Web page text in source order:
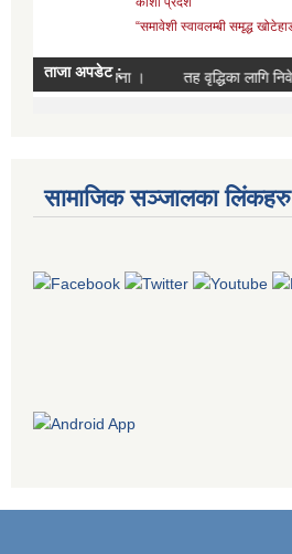
सामाजिक सञ्जालका लिंकहरु